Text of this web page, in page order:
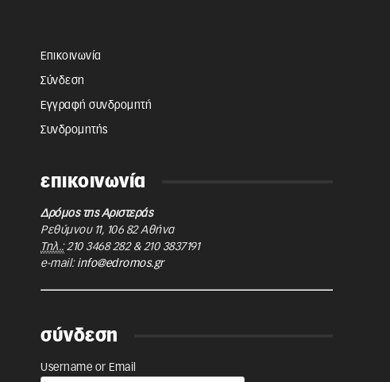
Επικοινωνία
Σύνδεση
Εγγραφή συνδρομητή
Συνδρομητής
επικοινωνία
Δρόμος της Αριστεράς
Ρεθύμνου 11, 106 82 Αθήνα
Τηλ.: 210 3468 282& 210 3837191
e-mail: info@edromos.gr
σύνδεση
Username or Email